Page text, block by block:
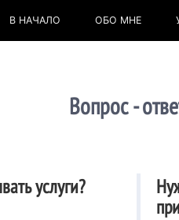
В НАЧАЛО ОБО МНЕ
Вопрос -
услуги?